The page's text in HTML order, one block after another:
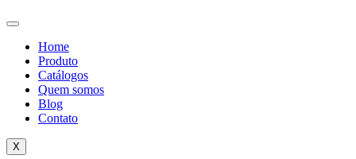
Home
Produto
Catálogos
Quem somos
Blog
Contato
X